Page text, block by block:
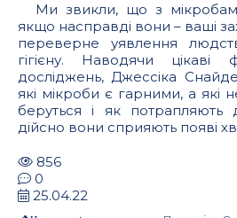
Ми звикли, що з
якщо насправді вони – ваші
переверне уявлення
гігієну. Наводячи
досліджень, Джессіка
які мікроби є гарними, а які
беруться і як потрапляють
дійсно вони сприяють появі
856
0
25.04.22